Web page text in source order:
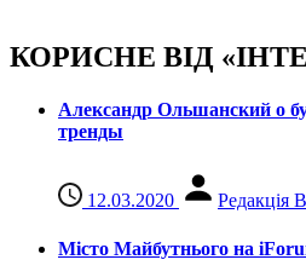
КОРИСНЕ ВІД
Александр Ольшанский о
тренды
12.03.2020 Редакція
Місто Майбутнього на